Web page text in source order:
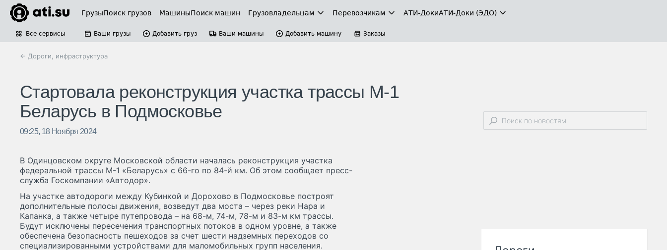
ГрузыПоиск грузов МашиныПоиск машин Грузовладельцам Перевозчикам АТИ-ДокиАТИ-Доки (ЭДО)
Все сервисы Ваши грузы Добавить груз Ваши машины Добавить машину Заказы
← Дороги, инфраструктура
Стартовала реконструкция участка трассы М-1
Беларусь в Подмосковье
09:25, 18 Ноября 2024
В Одинцовском округе Московской области началась реконструкция участка
федеральной трассы М-1 «Беларусь» с 66-го по 84-й км. Об этом сообщает пресс-
служба Госкомпании «Автодор».
На участке автодороги между Кубинкой и Дорохово в Подмосковье построят
дополнительные полосы движения, возведут два моста – через реки Нара и
Капанка, а также четыре путепровода – на 68-м, 74-м, 78-м и 83-м км трассы.
Будут исключены пересечения транспортных потоков в одном уровне, а также
обеспечена безопасность пешеходов за счет шести надземных переходов со
специализированными устройствами для маломобильных групп населения.